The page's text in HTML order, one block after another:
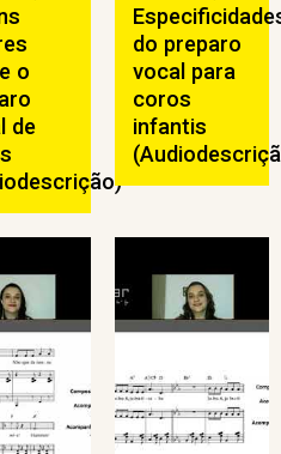
o
de
do preparo
vocal para
coros
infantis